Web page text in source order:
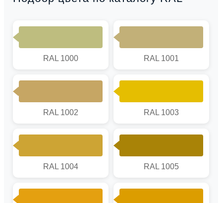
RAL 1000 RAL 1001
RAL 1002 RAL 1003
RAL 1004 RAL 1005